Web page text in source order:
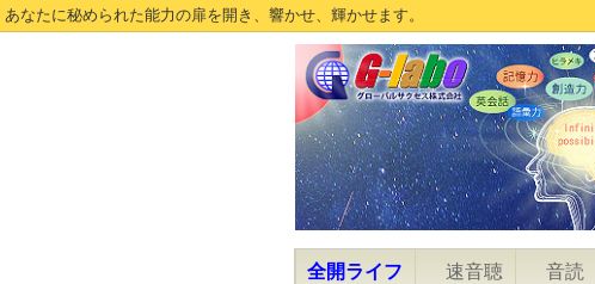
あなたに秘められた能力の扉を開き、響かせ、輝かせます。
全開ライフ 速音聴 音読